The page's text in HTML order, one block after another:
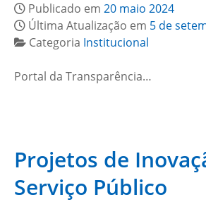
Publicado em 20 maio 2024
Última Atualização em 5 de
Categoria Institucional
Portal da Transparência…
Projetos de
Serviço Público